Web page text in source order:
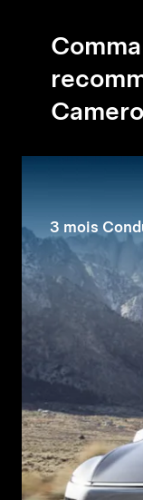
3 mois